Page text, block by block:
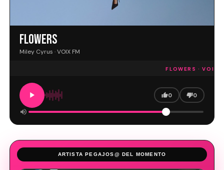
FLOWERS
Miley Cyrus · VOIX FM
FLOWERS · VOIX
0 0
ARTISTA PEGAJOS@ DEL MOMENTO